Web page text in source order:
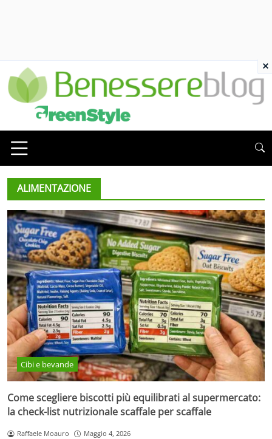
ALIMENTAZIONE
Cibi e bevande
Come scegliere biscotti più equilibrati al supermercato:
la check-list nutrizionale scaffale per scaffale
Raffaele Moauro Maggio 4, 2026
×